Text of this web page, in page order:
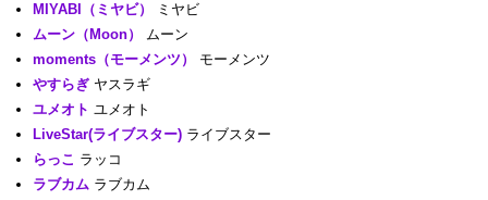
MIYABI（ミヤビ）
ミヤビ
ムーン（Moon）
ムーン
moments（モーメンツ）
モーメンツ
やすらぎ ヤスラギ
ユメオト ユメオト
LiveStar(ライブスター) ライブスター
らっこ ラッコ
ラブカム ラブカム